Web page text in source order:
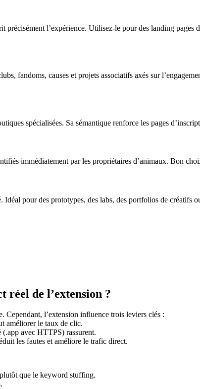
l’expérience. Utilisez-le pour des landing pages
fandoms, causes et projets associatifs axés sur
spécialisées. Sa sémantique renforce les pages
immédiatement par les propriétaires d’animaux. Bon
pour des prototypes, des labs, des portfolios de créatifs
réel de l’extension ?
l’extension influence trois leviers clés :
améliorer le taux de clic.
avec HTTPS) rassurent.
les fautes et améliore le trafic direct.
que le keyword stuffing.